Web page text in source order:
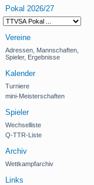
Pokal 2026/27
Vereine
Adressen, Mannschaften,
Spieler, Ergebnisse
Kalender
Turniere
mini-Meisterschaften
Spieler
Wechselliste
Q-TTR-Liste
Archiv
Wettkampfarchiv
Links